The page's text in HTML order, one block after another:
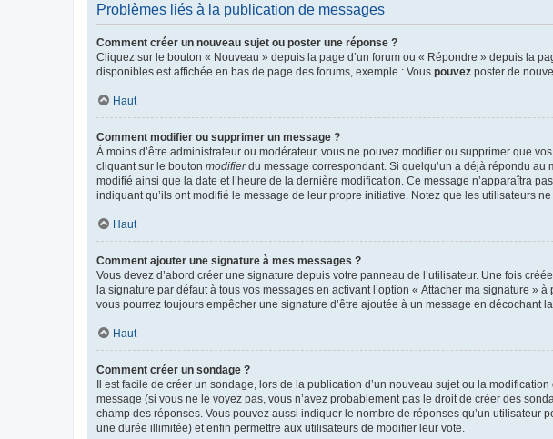
Problèmes liés à la publication de messages
Comment créer un nouveau sujet ou poster une réponse ?
Cliquez sur le bouton « Nouveau » depuis la page d’un forum ou « Répondre » depuis la
disponibles est affichée en bas de page des forums, exemple : Vous pouvez poster de
Haut
Comment modifier ou supprimer un message ?
À moins d’être administrateur ou modérateur, vous ne pouvez modifier ou supprimer que
cliquant sur le bouton modifierdu message correspondant. Si quelqu’un a déjà répondu au
modifié ainsi que la date et l’heure de la dernière modification. Ce message n’apparaîtra
indiquant qu’ils ont modifié le message de leur propre initiative. Notez que les utilisateurs
Haut
Comment ajouter une signature à mes messages ?
Vous devez d’abord créer une signature depuis votre panneau de l’utilisateur. Une fois
la signature par défaut à tous vos messages en activant l’option « Attacher ma signature »
vous pourrez toujours empêcher une signature d’être ajoutée à un message en décochant
Haut
Comment créer un sondage ?
Il est facile de créer un sondage, lors de la publication d’un nouveau sujet ou la
message (si vous ne le voyez pas, vous n’avez probablement pas le droit de créer des
champ des réponses. Vous pouvez aussi indiquer le nombre de réponses qu’un utilisateur
une durée illimitée) et enfin permettre aux utilisateurs de modifier leur vote.